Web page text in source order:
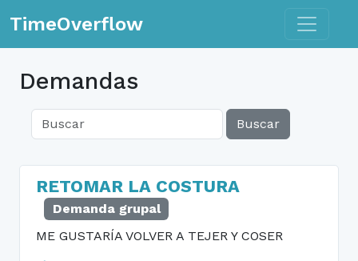
TimeOverflow Toggle
Demandas
Buscar
RETOMAR LA COSTURA
Demanda grupal
ME GUSTARÍA VOLVER A TEJER Y COSER